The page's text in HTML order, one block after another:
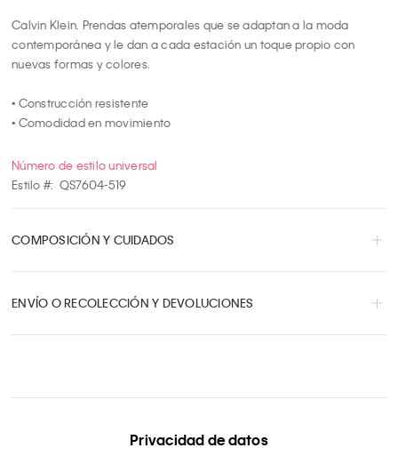
Calvin Klein. Prendas atemporales que se adaptan a la moda
contemporánea y le dan a cada estación un toque propio con
nuevas formas y colores.
• Construcción resistente
• Comodidad en movimiento
Número de estilo universal
Estilo #: QS7604-519
COMPOSICIÓN Y CUIDADOS
ENVÍO O RECOLECCIÓN Y DEVOLUCIONES
Privacidad de datos